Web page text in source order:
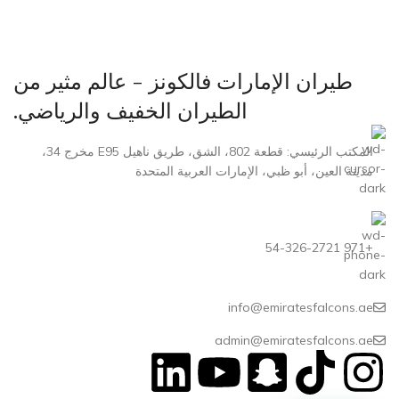
طيران الإمارات فالكونز - عالم مثير من
الطيران الخفيف والرياضي.
المكتب الرئيسي: قطعة 802، الشق، طريق ناهيل E95 مخرج 34،
مدينة العين، أبو ظبي، الإمارات العربية المتحدة
+971 54-326-2721
info@emiratesfalcons.ae
admin@emiratesfalcons.ae